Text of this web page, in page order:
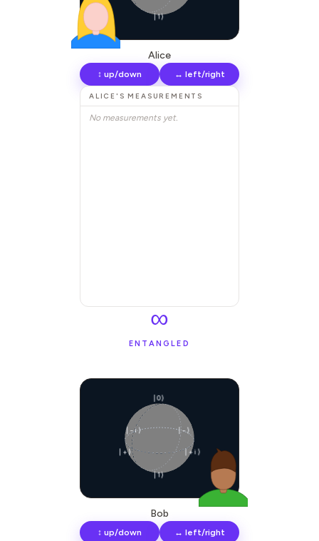
|1⟩
Alice
↕ up/down ↔ left/right
ALICE 'S MEASUREMENTS
No measurements yet.
∞
ENTANGLED
|0⟩
|1⟩
|+⟩
|−⟩
|+i⟩
|−i⟩
Bob
↕ up/down ↔ left/right